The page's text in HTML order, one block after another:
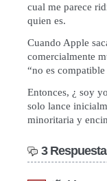
cual me parece
quien es.
Cuando Apple
comercialmente
“no es
Entonces, ¿ soy
solo lance
minoritaria y
3